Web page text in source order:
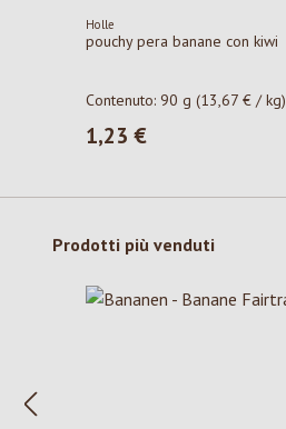
Holle
pouchy pera banane con kiwi
Contenuto: 90 g(13,67 € / kg)
Prezzo normale:
1,23 €
Salta la galleria dei prodotti
Prodotti più venduti